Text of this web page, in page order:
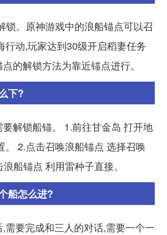
锁。原神游戏中的浪船锚点可以召
行动,玩家达到30级开启稻妻任务
的解锁方法为靠近锚点进行。
下?
解锁船锚。 1.前往甘金岛 打开地
。 2.点击召唤浪船锚点 选择召唤
船锚点 利用雷种子直接。
船怎么进?
需要完成和三人的对话,需要一个一